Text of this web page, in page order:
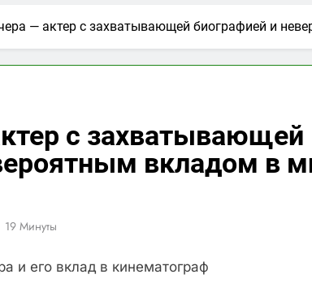
— актер с захватывающей биографией и
с захватывающей
вкладом в
19 Минуты